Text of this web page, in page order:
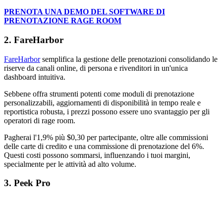
PRENOTA UNA DEMO DEL SOFTWARE DI
PRENOTAZIONE RAGE ROOM
2. FareHarbor
FareHarborsemplifica la gestione delle prenotazioni consolidando le
riserve da canali online, di persona e rivenditori in un'unica
dashboard intuitiva.
Sebbene offra strumenti potenti come moduli di prenotazione
personalizzabili, aggiornamenti di disponibilità in tempo reale e
reportistica robusta, i prezzi possono essere uno svantaggio per gli
operatori di rage room.
Pagherai l'1,9% più $0,30 per partecipante, oltre alle commissioni
delle carte di credito e una commissione di prenotazione del 6%.
Questi costi possono sommarsi, influenzando i tuoi margini,
specialmente per le attività ad alto volume.
3. Peek Pro